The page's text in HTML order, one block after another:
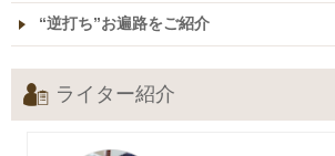
“逆打ち”お遍路をご紹介
ライター紹介